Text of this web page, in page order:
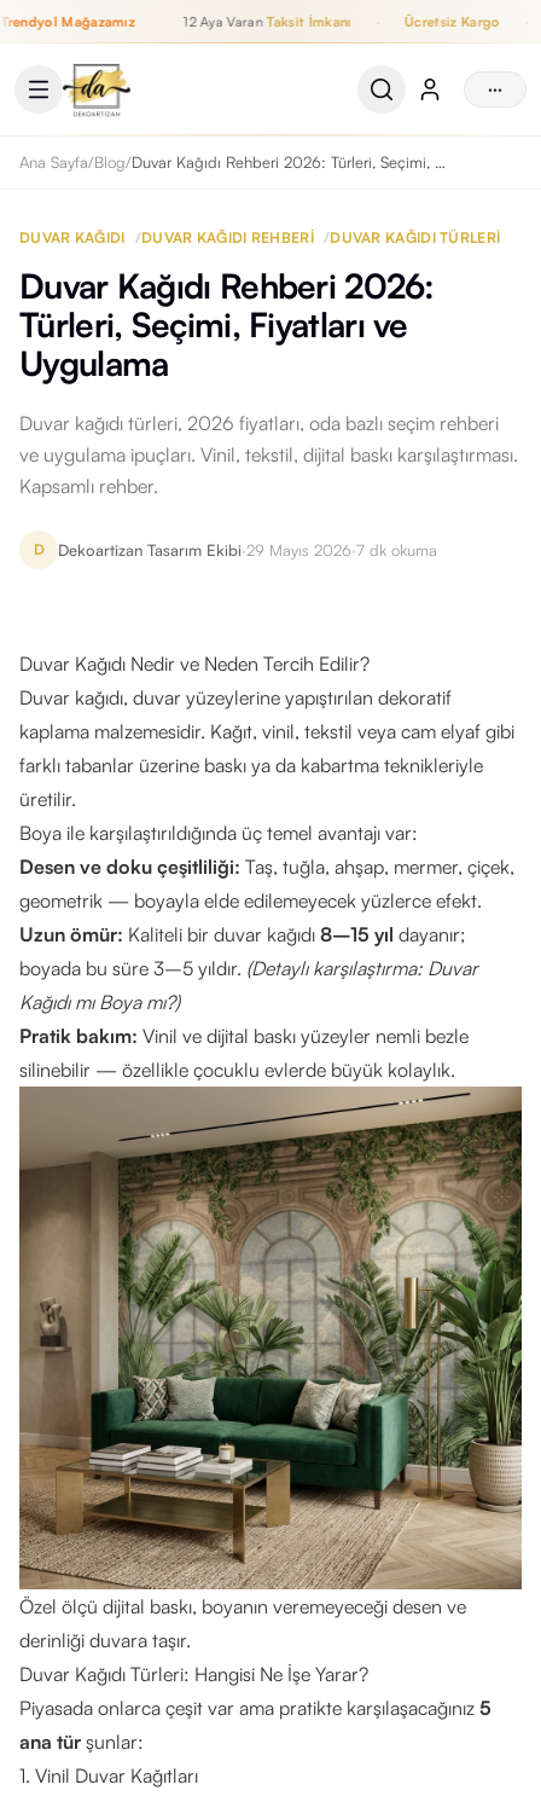
Mağazamız 12 Aya Varan Taksit İmkanı · Ücretsiz Kargo ·
···
Ana Sayfa/Blog/ Duvar Kağıdı Rehberi 2026: Türleri, Seçimi, Fiyatları ve Uygulama
DUVAR KAĞIDI /DUVAR KAĞIDI REHBERI /DUVAR KAĞIDI TÜRLERI
Duvar Kağıdı Rehberi 2026:
Türleri, Seçimi, Fiyatları ve
Uygulama
Duvar kağıdı türleri, 2026 fiyatları, oda bazlı seçim rehberi
ve uygulama ipuçları. Vinil, tekstil, dijital baskı karşılaştırması.
Kapsamlı rehber.
D Dekoartizan Tasarım Ekibi·29 Mayıs 2026·7 dk okuma
Duvar Kağıdı Nedir ve Neden Tercih Edilir?
Duvar kağıdı, duvar yüzeylerine yapıştırılan dekoratif
kaplama malzemesidir. Kağıt, vinil, tekstil veya cam elyaf gibi
farklı tabanlar üzerine baskı ya da kabartma teknikleriyle
üretilir.
Boya ile karşılaştırıldığında üç temel avantajı var:
Desen ve doku çeşitliliği: Taş, tuğla, ahşap, mermer, çiçek,
geometrik — boyayla elde edilemeyecek yüzlerce efekt.
Uzun ömür: Kaliteli bir duvar kağıdı 8–15 yıl dayanır;
boyada bu süre 3–5 yıldır. (Detaylı karşılaştırma: Duvar
Kağıdı mı Boya mı?)
Pratik bakım: Vinil ve dijital baskı yüzeyler nemli bezle
silinebilir — özellikle çocuklu evlerde büyük kolaylık.
Özel ölçü dijital baskı, boyanın veremeyeceği desen ve
derinliği duvara taşır.
Duvar Kağıdı Türleri: Hangisi Ne İşe Yarar?
Piyasada onlarca çeşit var ama pratikte karşılaşacağınız 5
ana tür şunlar:
1. Vinil Duvar Kağıtları